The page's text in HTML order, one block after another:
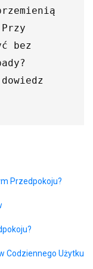
bez
Przedpokoju?
Codziennego Użytku